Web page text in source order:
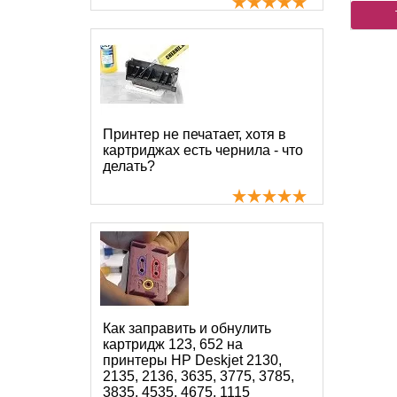
Принтер не печатает, хотя в
картриджах есть чернила - что
делать?
Как заправить и обнулить
картридж 123, 652 на
принтеры HP Deskjet 2130,
2135, 2136, 3635, 3775, 3785,
3835, 4535, 4675, 1115